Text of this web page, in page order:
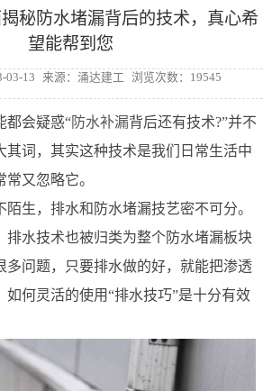
秘防水堵漏背后的技术，真心希
望能帮到您
03-13 来源：涌达建工 浏览次数：19545
都会疑惑“防水补漏背后还有技术?”并不
其词，其实这种技术是我们日常生活中
又忽略它。
生，排水和防水堵漏技艺密不可分。
排水技术也被归类为整个防水堵漏板块
多问题，只要排水做的好，就能把渗透
如何灵活的使用“排水技巧”是十分有效